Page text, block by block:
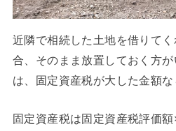
近隣で相続した土地を借りて
合、そのまま放置しておく方
は、固定資産税が大した金額な
固定資産税は固定資産税評価